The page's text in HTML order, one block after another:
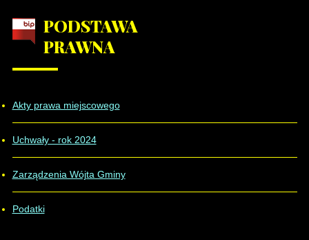
PODSTAWA
PRAWNA
Akty prawa miejscowego
Uchwały - rok 2024
Zarządzenia Wójta Gminy
Podatki